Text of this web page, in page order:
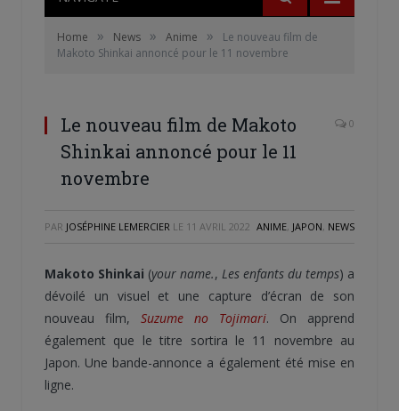
Home » News » Anime »
Le nouveau film de
Makoto Shinkai annoncé pour le 11 novembre
Le nouveau film de Makoto
Shinkai annoncé pour le 11
novembre
0
PAR JOSÉPHINE LEMERCIER LE 11 AVRIL 2022 ANIME, JAPON, NEWS
Makoto Shinkai (your name., Les enfants du temps) a
dévoilé un visuel et une capture d’écran de son
nouveau film, Suzume no Tojimari. On apprend
également que le titre sortira le 11 novembre au
Japon. Une bande-annonce a également été mise en
ligne.